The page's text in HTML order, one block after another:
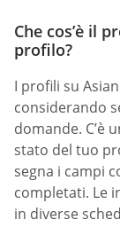
Che cos’è il
profilo?
I profili su
considerando
domande. C’è
stato del tuo
segna i campi
completati. Le
in diverse